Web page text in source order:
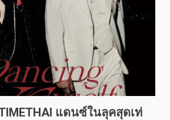
แดนซ์ในลุคสุดเท่